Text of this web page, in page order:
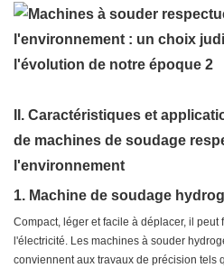
II. Caractéristiques et
de machines de soudage
l'environnement
1. Machine de soudage
Compact, léger et facile à déplacer, il peut
l'électricité. Les machines à souder
conviennent aux travaux de précision tels